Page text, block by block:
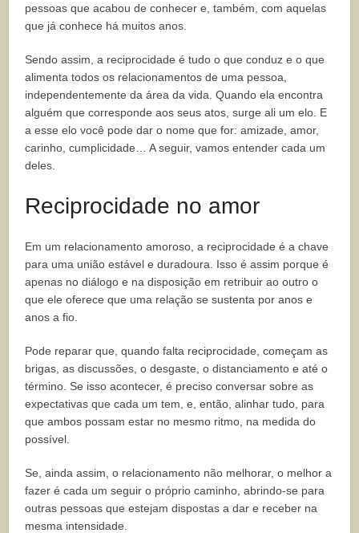
pessoas que acabou de conhecer e, também, com aquelas
que já conhece há muitos anos.
Sendo assim, a reciprocidade é tudo o que conduz e o que
alimenta todos os relacionamentos de uma pessoa,
independentemente da área da vida. Quando ela encontra
alguém que corresponde aos seus atos, surge ali um elo. E
a esse elo você pode dar o nome que for: amizade, amor,
carinho, cumplicidade… A seguir, vamos entender cada um
deles.
Reciprocidade no amor
Em um relacionamento amoroso, a reciprocidade é a chave
para uma união estável e duradoura. Isso é assim porque é
apenas no diálogo e na disposição em retribuir ao outro o
que ele oferece que uma relação se sustenta por anos e
anos a fio.
Pode reparar que, quando falta reciprocidade, começam as
brigas, as discussões, o desgaste, o distanciamento e até o
término. Se isso acontecer, é preciso conversar sobre as
expectativas que cada um tem, e, então, alinhar tudo, para
que ambos possam estar no mesmo ritmo, na medida do
possível.
Se, ainda assim, o relacionamento não melhorar, o melhor a
fazer é cada um seguir o próprio caminho, abrindo-se para
outras pessoas que estejam dispostas a dar e receber na
mesma intensidade.